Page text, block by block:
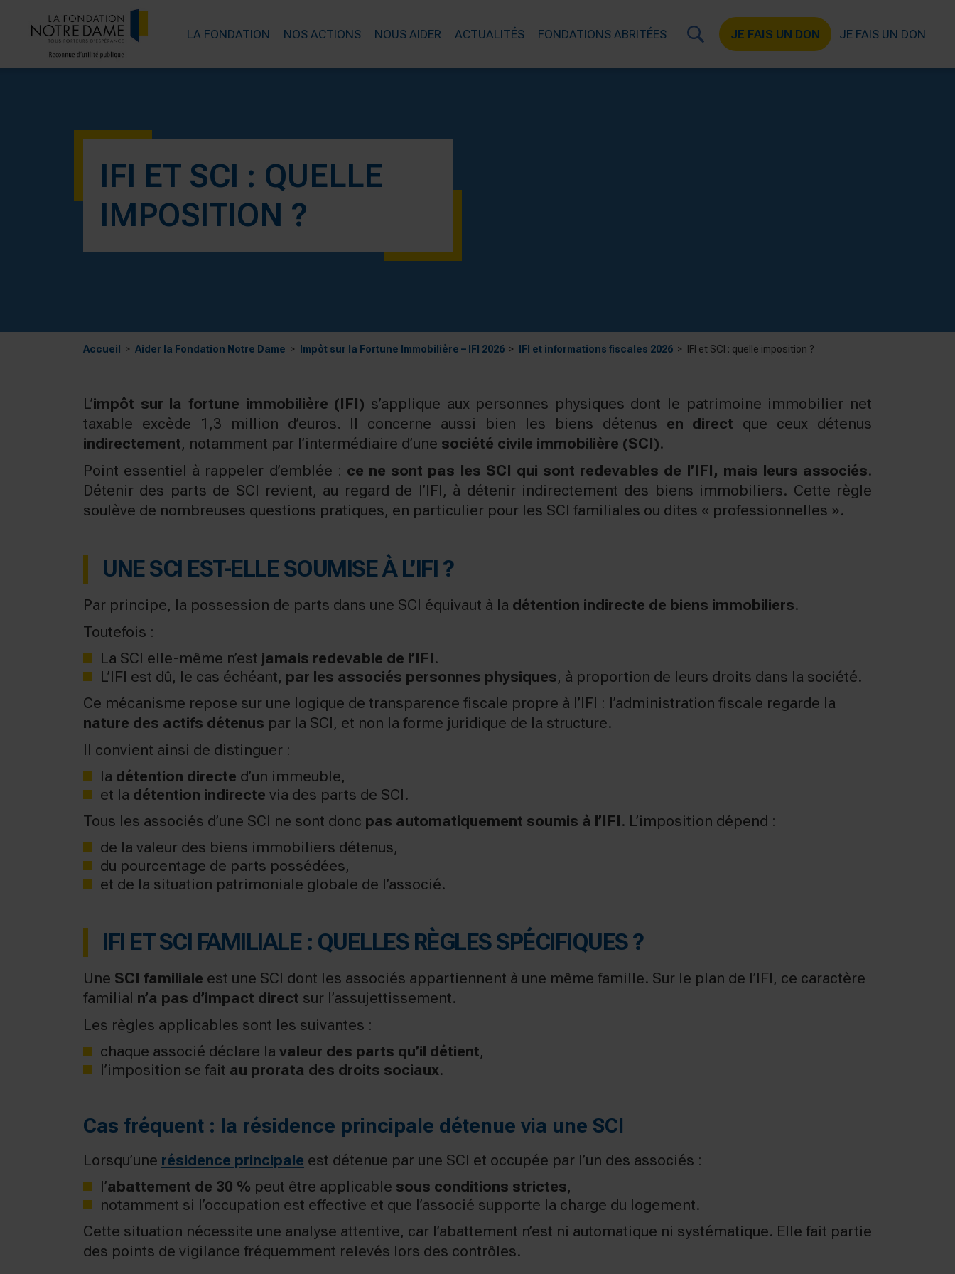
LA FONDATION NOS ACTIONS NOUS AIDER ACTUALITÉS FONDATIONS ABRITÉES JE FAIS UN DON JE FAIS UN DON
IFI ET SCI : QUELLE
IMPOSITION ?
Accueil Aider la Fondation Notre Dame Impôt sur la Fortune Immobilière – IFI 2026 IFI et informations fiscales 2026 IFI et SCI : quelle imposition ?
L’impôt sur la fortune immobilière (IFI) s’applique aux personnes physiques dont le patrimoine immobilier net
taxable excède 1,3 million d’euros. Il concerne aussi bien les biens détenus en direct que ceux détenus
indirectement, notamment par l’intermédiaire d’une société civile immobilière (SCI).
Point essentiel à rappeler d’emblée : ce ne sont pas les SCI qui sont redevables de l’IFI, mais leurs associés.
Détenir des parts de SCI revient, au regard de l’IFI, à détenir indirectement des biens immobiliers. Cette règle
soulève de nombreuses questions pratiques, en particulier pour les SCI familiales ou dites « professionnelles ».
UNE SCI EST-ELLE SOUMISE À L’IFI ?
Par principe, la possession de parts dans une SCI équivaut à la détention indirecte de biens immobiliers.
Toutefois :
La SCI elle-même n’est jamais redevable de l’IFI.
L’IFI est dû, le cas échéant, par les associés personnes physiques, à proportion de leurs droits dans la société.
Ce mécanisme repose sur une logique de transparence fiscale propre à l’IFI : l’administration fiscale regarde la
nature des actifs détenus par la SCI, et non la forme juridique de la structure.
Il convient ainsi de distinguer :
la détention directe d’un immeuble,
et la détention indirecte via des parts de SCI.
Tous les associés d’une SCI ne sont donc pas automatiquement soumis à l’IFI. L’imposition dépend :
de la valeur des biens immobiliers détenus,
du pourcentage de parts possédées,
et de la situation patrimoniale globale de l’associé.
IFI ET SCI FAMILIALE : QUELLES RÈGLES SPÉCIFIQUES ?
Une SCI familiale est une SCI dont les associés appartiennent à une même famille. Sur le plan de l’IFI, ce caractère
familial n’a pas d’impact direct sur l’assujettissement.
Les règles applicables sont les suivantes :
chaque associé déclare la valeur des parts qu’il détient,
l’imposition se fait au prorata des droits sociaux.
Cas fréquent : la résidence principale détenue via une SCI
Lorsqu’une résidence principale est détenue par une SCI et occupée par l’un des associés :
l’abattement de 30 % peut être applicable sous conditions strictes,
notamment si l’occupation est effective et que l’associé supporte la charge du logement.
Cette situation nécessite une analyse attentive, car l’abattement n’est ni automatique ni systématique. Elle fait partie
des points de vigilance fréquemment relevés lors des contrôles.